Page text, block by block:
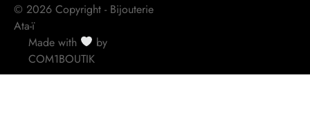
© 2026 Copyright - Bijouterie
Ata-ï
Made with
by
COM1BOUTIK